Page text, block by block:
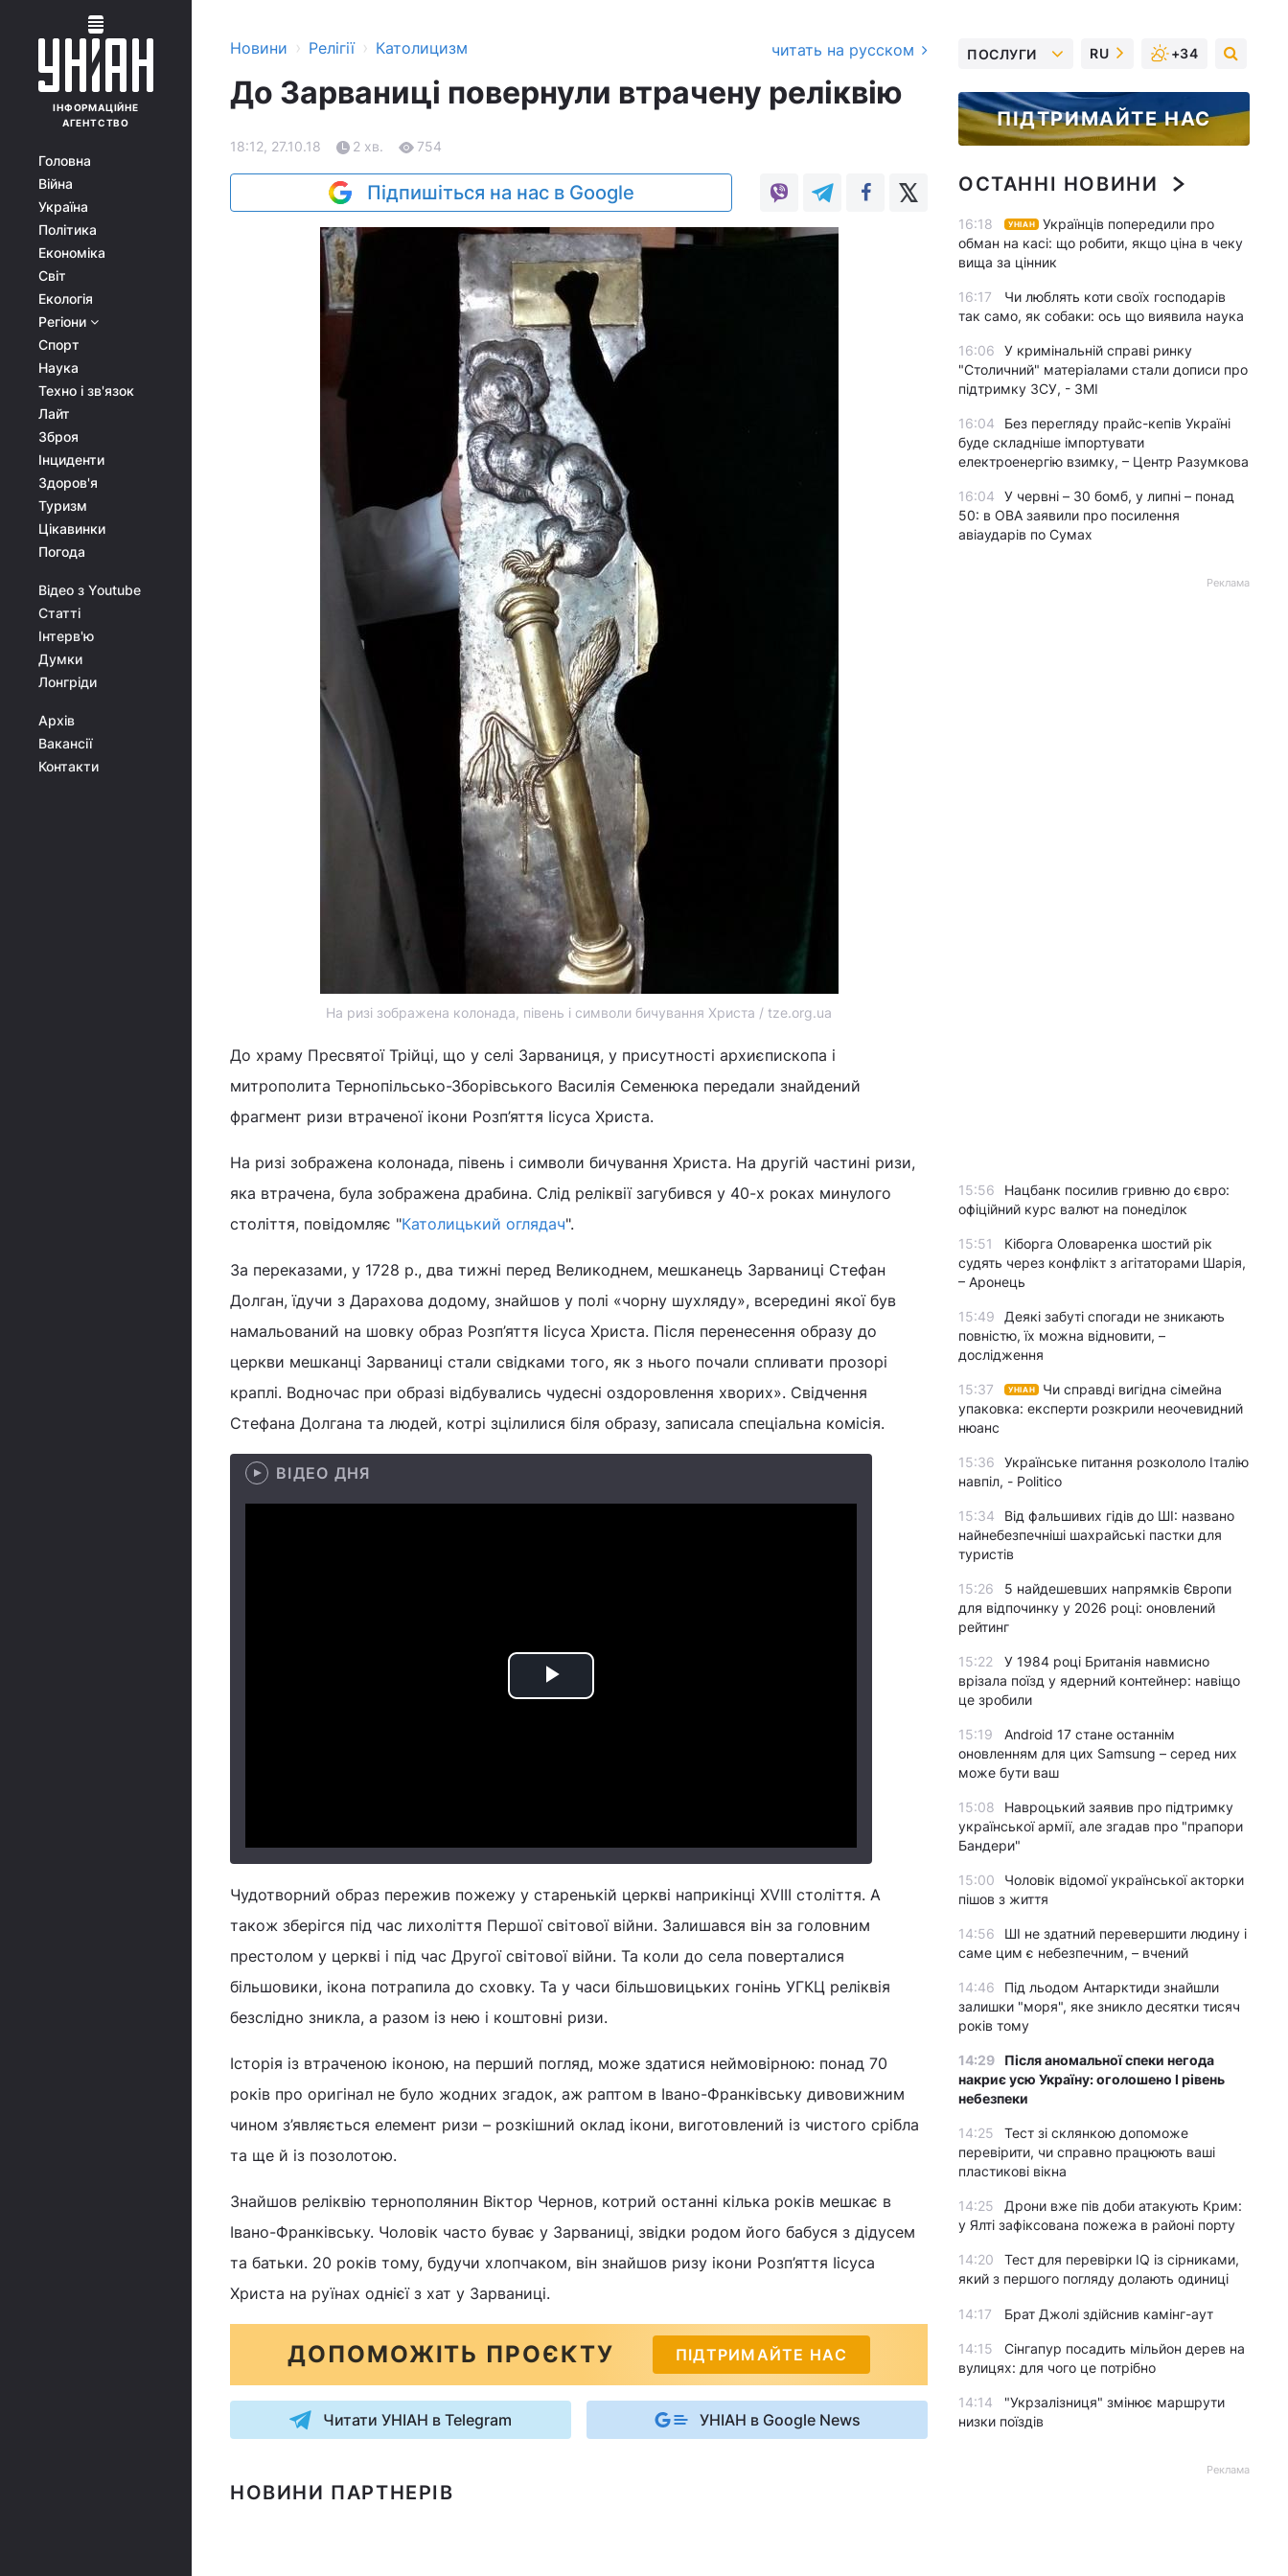
ІНФОРМАЦІЙНЕ
АГЕНТСТВО
Головна
Війна
Україна
Політика
Економіка
Світ
Екологія
Регіони
Спорт
Наука
Техно і зв'язок
Лайт
Зброя
Інциденти
Здоров'я
Туризм
Цікавинки
Погода
Відео з Youtube
Статті
Інтерв'ю
Думки
Лонгріди
Архів
Вакансії
Контакти
Новини › Релігії › Католицизм читать на русском
До Зарваниці повернули втрачену реліквію
18:12, 27.10.18 2 хв. 754
Підпишіться на нас в Google
На ризі зображена колонада, півень і символи бичування Христа / tze.org.ua
До храму Пресвятої Трійці, що у селі Зарваниця, у присутності архиєпископа і
митрополита Тернопільсько-Зборівського Василія Семенюка передали знайдений
фрагмент ризи втраченої ікони Розп’яття Іісуса Христа.
На ризі зображена колонада, півень і символи бичування Христа. На другій частині ризи,
яка втрачена, була зображена драбина. Слід реліквії загубився у 40-х роках минулого
століття, повідомляє "Католицький оглядач".
За переказами, у 1728 р., два тижні перед Великоднем, мешканець Зарваниці Стефан
Долган, їдучи з Дарахова додому, знайшов у полі «чорну шухляду», всередині якої був
намальований на шовку образ Розп’яття Іісуса Христа. Після перенесення образу до
церкви мешканці Зарваниці стали свідками того, як з нього почали спливати прозорі
краплі. Водночас при образі відбувались чудесні оздоровлення хворих». Свідчення
Стефана Долгана та людей, котрі зцілилися біля образу, записала спеціальна комісія.
ВІДЕО ДНЯ
Play
Чудотворний образ пережив пожежу у старенькій церкві наприкінці XVIII століття. А
також зберігся під час лихоліття Першої світової війни. Залишався він за головним
престолом у церкві і під час Другої світової війни. Та коли до села поверталися
більшовики, ікона потрапила до сховку. Та у часи більшовицьких гонінь УГКЦ реліквія
безслідно зникла, а разом із нею і коштовні ризи.
Історія із втраченою іконою, на перший погляд, може здатися неймовірною: понад 70
років про оригінал не було жодних згадок, аж раптом в Івано-Франківську дивовижним
чином з’являється елемент ризи – розкішний оклад ікони, виготовлений із чистого срібла
та ще й із позолотою.
Знайшов реліквію тернополянин Віктор Чернов, котрий останні кілька років мешкає в
Івано-Франківську. Чоловік часто буває у Зарваниці, звідки родом його бабуся з дідусем
та батьки. 20 років тому, будучи хлопчаком, він знайшов ризу ікони Розп’яття Іісуса
Христа на руїнах однієї з хат у Зарваниці.
ДОПОМОЖІТЬ ПРОЄКТУ ПІДТРИМАЙТЕ НАС
Читати УНІАН в Telegram УНІАН в Google News
НОВИНИ ПАРТНЕРІВ
ПОСЛУГИ RU +34
ПІДТРИМАЙТЕ НАС
ОСТАННІ НОВИНИ
16:18 УНІАН
Українців попередили про
обман на касі: що робити, якщо ціна в чеку
вища за цінник
16:17
Чи люблять коти своїх господарів
так само, як собаки: ось що виявила наука
16:06
У кримінальній справі ринку
"Столичний" матеріалами стали дописи про
підтримку ЗСУ, - ЗМІ
16:04
Без перегляду прайс-кепів Україні
буде складніше імпортувати
електроенергію взимку, – Центр Разумкова
16:04
У червні – 30 бомб, у липні – понад
50: в ОВА заявили про посилення
авіаударів по Сумах
Реклама
15:56
Нацбанк посилив гривню до євро:
офіційний курс валют на понеділок
15:51
Кіборга Оловаренка шостий рік
судять через конфлікт з агітаторами Шарія,
– Аронець
15:49
Деякі забуті спогади не зникають
повністю, їх можна відновити, –
дослідження
15:37 УНІАН
Чи справді вигідна сімейна
упаковка: експерти розкрили неочевидний
нюанс
15:36
Українське питання розкололо Італію
навпіл, - Politico
15:34
Від фальшивих гідів до ШІ: названо
найнебезпечніші шахрайські пастки для
туристів
15:26
5 найдешевших напрямків Європи
для відпочинку у 2026 році: оновлений
рейтинг
15:22
У 1984 році Британія навмисно
врізала поїзд у ядерний контейнер: навіщо
це зробили
15:19
Android 17 стане останнім
оновленням для цих Samsung – серед них
може бути ваш
15:08
Навроцький заявив про підтримку
української армії, але згадав про "прапори
Бандери"
15:00
Чоловік відомої української акторки
пішов з життя
14:56
ШІ не здатний перевершити людину і
саме цим є небезпечним, – вчений
14:46
Під льодом Антарктиди знайшли
залишки "моря", яке зникло десятки тисяч
років тому
14:29
Після аномальної спеки негода
накриє усю Україну: оголошено І рівень
небезпеки
14:25
Тест зі склянкою допоможе
перевірити, чи справно працюють ваші
пластикові вікна
14:25
Дрони вже пів доби атакують Крим:
у Ялті зафіксована пожежа в районі порту
14:20
Тест для перевірки IQ із сірниками,
який з першого погляду долають одиниці
14:17 Брат Джолі здійснив камінг-аут
14:15
Сінгапур посадить мільйон дерев на
вулицях: для чого це потрібно
14:14
"Укрзалізниця" змінює маршрути
низки поїздів
Реклама